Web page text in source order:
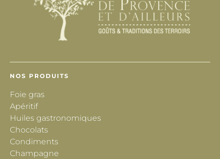
NOS PRODUITS
Foie gras
Apéritif
Huiles gastronomiques
Chocolats
Condiments
Champagne